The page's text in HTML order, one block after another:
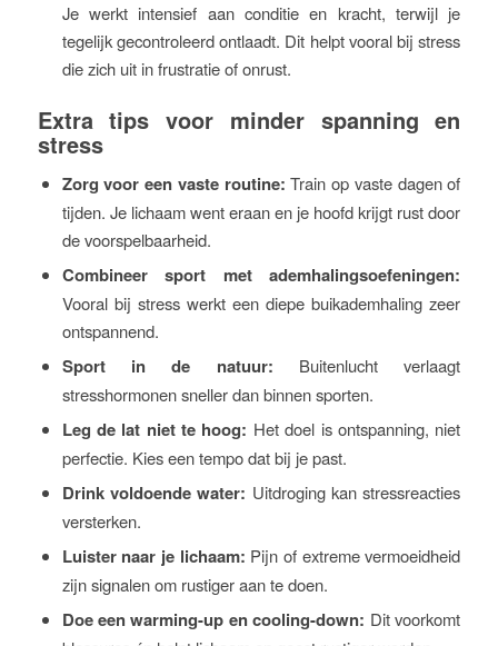
Je werkt intensief aan conditie en kracht, terwijl je
tegelijk gecontroleerd ontlaadt. Dit helpt vooral bij stress
die zich uit in frustratie of onrust.
Extra tips voor minder spanning en
stress
Zorg voor een vaste routine: Train op vaste dagen of
tijden. Je lichaam went eraan en je hoofd krijgt rust door
de voorspelbaarheid.
Combineer sport met ademhalingsoefeningen:
Vooral bij stress werkt een diepe buikademhaling zeer
ontspannend.
Sport in de natuur: Buitenlucht verlaagt
stresshormonen sneller dan binnen sporten.
Leg de lat niet te hoog: Het doel is ontspanning, niet
perfectie. Kies een tempo dat bij je past.
Drink voldoende water: Uitdroging kan stressreacties
versterken.
Luister naar je lichaam: Pijn of extreme vermoeidheid
zijn signalen om rustiger aan te doen.
Doe een warming-up en cooling-down: Dit voorkomt